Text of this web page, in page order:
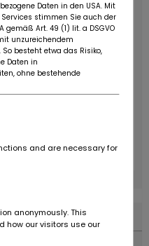
Daten in den USA. Mit
stimmen Sie auch der
gemäß Art. 49 (1) lit. a DSGVO
unzureichendem
besteht etwa das Risiko,
Daten in
ohne bestehende
and are necessary for
anonymously. This
how our visitors use our